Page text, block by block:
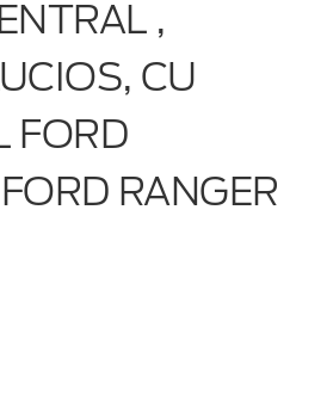
,
CU
FORD
RANGER